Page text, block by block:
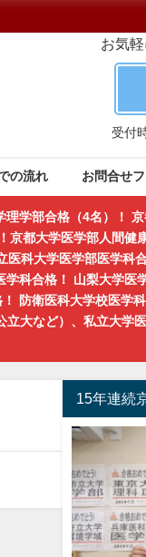
お気
受付
の流れ お問合せ
学部合格（4名）！
都大学医学部人間健
科大学医学部医学科
科合格！ 山梨大学医
防衛医科大学校医学
大など）、私立大学
15年連続